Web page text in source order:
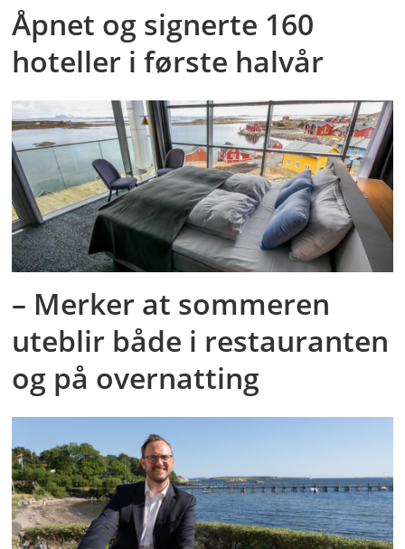
Åpnet og signerte 160
hoteller i første halvår
– Merker at sommeren
uteblir både i restauranten
og på overnatting